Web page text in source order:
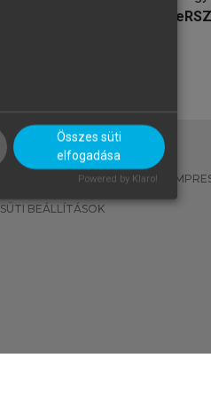
MI – ÁLTALÁNOS IRÁNYELVEK
SÜTI BEÁLLÍTÁSOK
Összes süti
elfogadása
Powered by Klaro!